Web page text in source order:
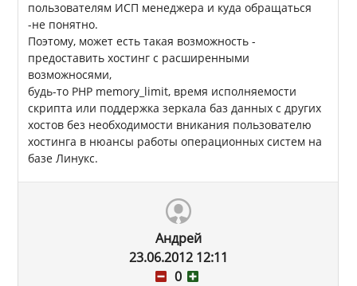
пользователям ИСП менеджера и куда обращаться
-не понятно.
Поэтому, может есть такая возможность -
предоставить хостинг с расширенными
возможносями,
будь-то PHP memory_limit, время исполняемости
скрипта или поддержка зеркала баз данных с других
хостов без необходимости вникания пользователю
хостинга в нюансы работы операционных систем на
базе Линукс.
Андрей
23.06.2012 12:11
0